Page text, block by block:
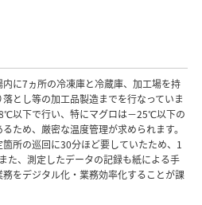
に7ヵ所の冷凍庫と冷蔵庫、加工場を持
とし等の加工品製造までを行なっていま
以下で行い、特にマグロは−25℃以下の
ため、厳密な温度管理が求められます。
所の巡回に30分ほど要していたため、1
た、測定したデータの記録も紙による手
をデジタル化・業務効率化することが課